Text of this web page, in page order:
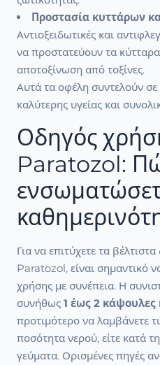
Προστασία κυττάρων
Αντιοξειδωτικές και
να προστατεύουν τα
αποτοξίνωση από τοξίνες.
Αυτά τα οφέλη συντελούν
καλύτερης υγείας και
Οδηγός
Paratozol:
Για να επιτύχετε τα
Paratozol, είναι σημαντικό
χρήσης με συνέπεια. Η
συνήθως 1 έως 2 κάψουλες
προτιμότερο να λαμβάνετε
ποσότητα νερού, είτε κατά
γεύματα. Ορισμένες πηγές